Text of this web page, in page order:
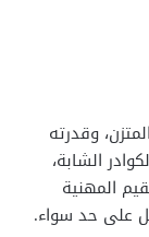
وقدرته
الشابة،
المهنية
على حد سواء.